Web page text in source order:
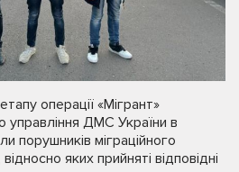
операції «Мігрант»
управління ДМС України в
порушників міграційного
яких прийняті відповідні